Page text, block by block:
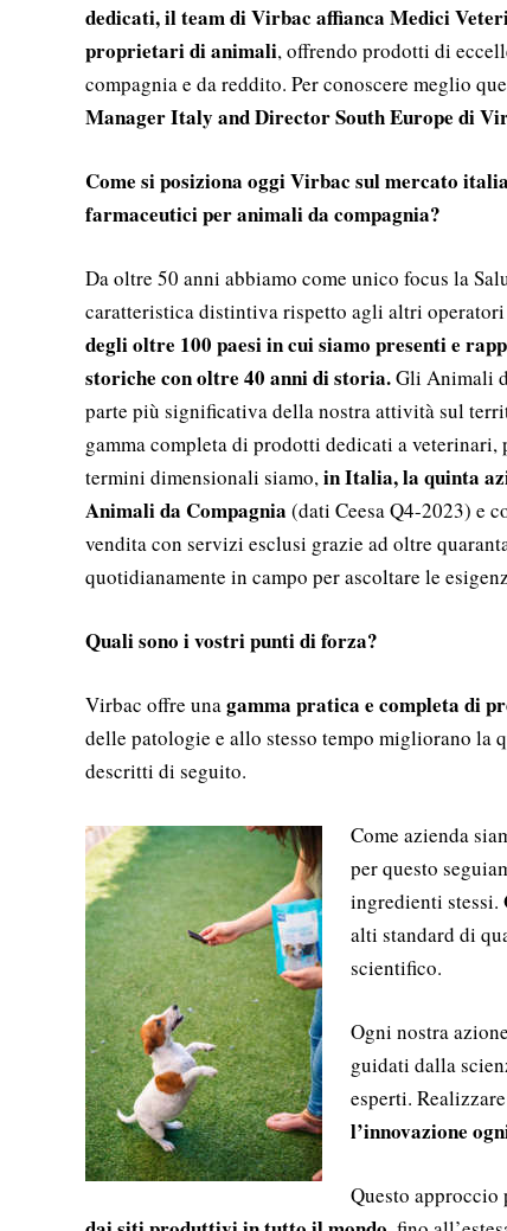
dedicati, il team di Virbac affianca Medici
proprietari di animali, offrendo prodotti di
compagnia e da reddito. Per conoscere meglio
Manager Italy and Director South Europe di
Come si posiziona oggi Virbac sul mercato
farmaceutici per animali da compagnia?
Da oltre 50 anni abbiamo come unico focus la
caratteristica distintiva rispetto agli altri operatori
degli oltre 100 paesi in cui siamo presenti e
storiche con oltre 40 anni di storia.Gli Animali
parte più significativa della nostra attività sul
gamma completa di prodotti dedicati a veterinari,
termini dimensionali siamo,in Italia, la quinta
Animali da Compagnia (dati Ceesa Q4-2023) e
vendita con servizi esclusi grazie ad oltre
quotidianamente in campo per ascoltare le
Quali sono i vostri punti di forza?
Virbac offre unagamma pratica e completa di
delle patologie e allo stesso tempo migliorano
descritti di seguito.
Come azienda
per questo
ingredienti stessi.
alti standard di
scientifico.
Ogni nostra
guidati dalla
esperti.
l’innovazione
Questo approccio